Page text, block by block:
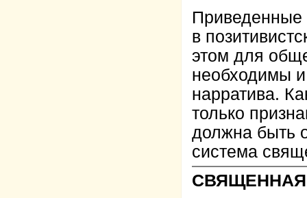
Приведенные
в
этом для
необходимы и
нарратива.
только
должна быть
система
СВЯЩЕННАЯ